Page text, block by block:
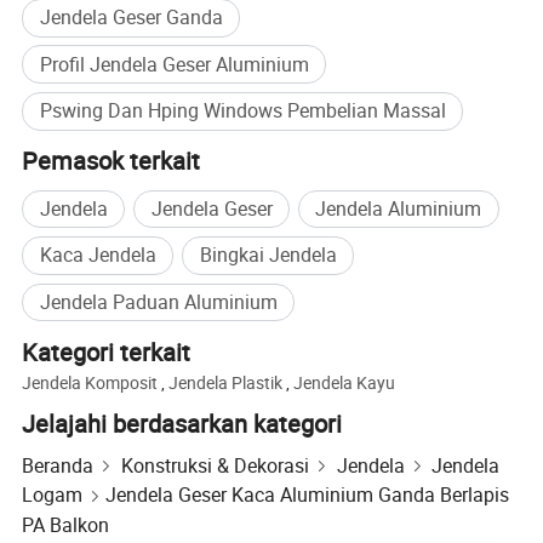
Jendela Geser Ganda
Profil Jendela Geser Aluminium
Pswing Dan Hping Windows Pembelian Massal
Pemasok terkait
Jendela Jendela Geser
Jendela Aluminium
Kaca Jendela
Bingkai Jendela
Jendela Paduan Aluminium
Kategori terkait
Jendela Komposit ,Jendela Plastik,Jendela Kayu
Jelajahi berdasarkan kategori
Beranda Konstruksi & Dekorasi Jendela
Jendela
Logam
Jendela Geser Kaca Aluminium Ganda Berlapis
PA Balkon